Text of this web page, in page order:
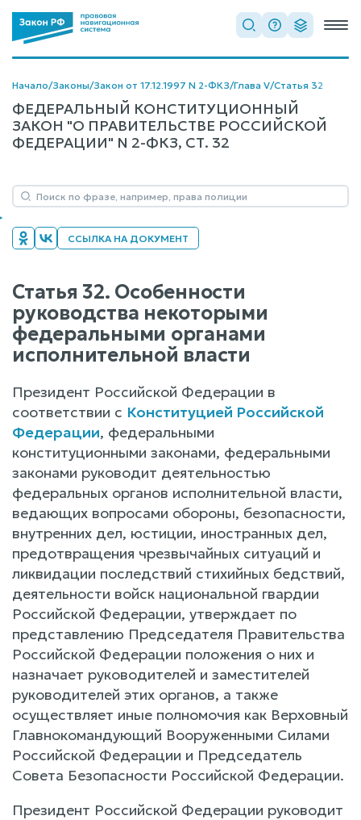
Начало/Законы/Закон от 17.12.1997 N 2-ФКЗ/Глава V/Статья 32
ФЕДЕРАЛЬНЫЙ КОНСТИТУЦИОННЫЙ
ЗАКОН "О ПРАВИТЕЛЬСТВЕ РОССИЙСКОЙ
ФЕДЕРАЦИИ" N 2-ФКЗ, СТ. 32
ССЫЛКА НА ДОКУМЕНТ
Статья 32. Особенности
руководства некоторыми
федеральными органами
исполнительной власти
Президент Российской Федерации в
соответствии с Конституцией Российской
Федерации, федеральными
конституционными законами, федеральными
законами руководит деятельностью
федеральных органов исполнительной власти,
ведающих вопросами обороны, безопасности,
внутренних дел, юстиции, иностранных дел,
предотвращения чрезвычайных ситуаций и
ликвидации последствий стихийных бедствий,
деятельности войск национальной гвардии
Российской Федерации, утверждает по
представлению Председателя Правительства
Российской Федерации положения о них и
назначает руководителей и заместителей
руководителей этих органов, а также
осуществляет иные полномочия как Верховный
Главнокомандующий Вооруженными Силами
Российской Федерации и Председатель
Совета Безопасности Российской Федерации.
Президент Российской Федерации руководит